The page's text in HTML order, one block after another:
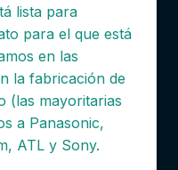
lista para
para el que está
en las
la fabricación de
(las mayoritarias
a Panasonic,
ATL y Sony.